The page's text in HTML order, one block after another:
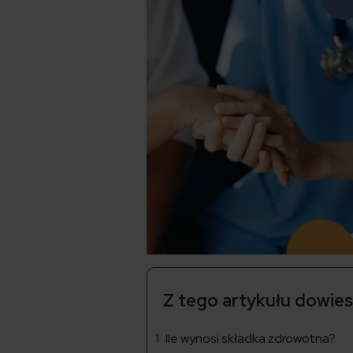
Z tego artykułu
Ile wynosi składka zdrowotna?